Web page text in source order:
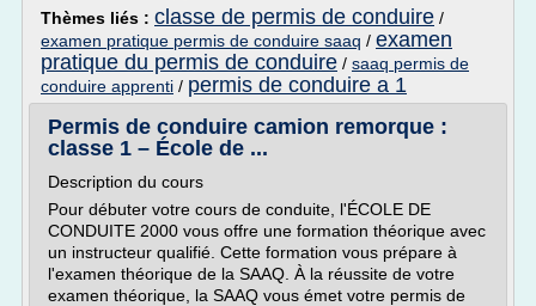
Thèmes liés : classe de permis de conduire /
examen pratique permis de conduire saaq / examen
pratique du permis de conduire / saaq permis de
conduire apprenti / permis de conduire a 1
Permis de conduire camion remorque :
classe 1 – École de ...
Description du cours
Pour débuter votre cours de conduite, l'ÉCOLE DE
CONDUITE 2000 vous offre une formation théorique avec
un instructeur qualifié. Cette formation vous prépare à
l'examen théorique de la SAAQ. À la réussite de votre
examen théorique, la SAAQ vous émet votre permis de